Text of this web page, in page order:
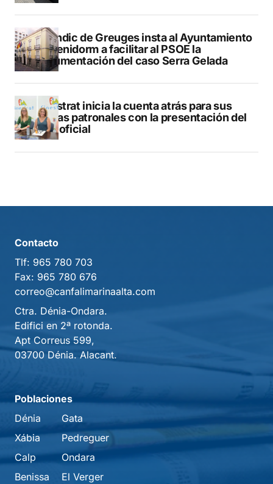
El Síndic de Greuges insta al Ayuntamiento
de Benidorm a facilitar al PSOE la
documentación del caso Serra Gelada
Finestrat inicia la cuenta atrás para sus
fiestas patronales con la presentación del
libro oficial
Contacto
Tlf: 965 780 703
Fax: 965 780 676
correo@canfalimarinaalta.com
Ctra. Dénia-Ondara.
Edifici en 2ª rotonda.
Apt Correus 599,
03700 Dénia. Alacant.
Poblaciones
Dénia
Xábia
Calp
Benissa
Gata
Pedreguer
Ondara
El Verger